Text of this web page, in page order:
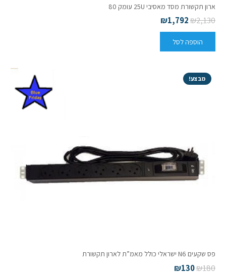
ארון תקשורת מסד מאסיבי 25U עומק 80
₪2,130
₪1,792
הוספה לסל
מבצע!
פס שקעים N6 ישראלי כולל מאמ”ת לארון תקשורת
₪180
₪130